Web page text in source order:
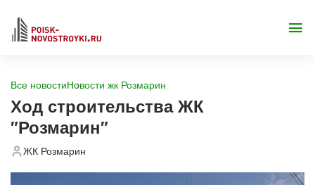
Все новостиНовости жк Розмарин
Ход строительства ЖК
"Розмарин"
ЖК Розмарин